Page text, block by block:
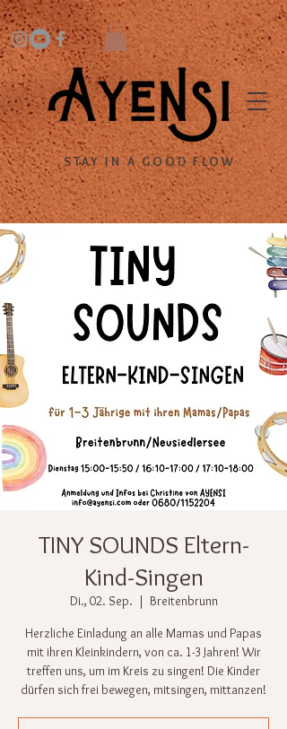
STAY IN A GOOD FLOW
TINY SOUNDS Eltern-
Kind-Singen
Di., 02. Sep.
  |
Breitenbrunn
Herzliche Einladung an alle Mamas und Papas
mit ihren Kleinkindern, von ca. 1-3 Jahren! Wir
treffen uns, um im Kreis zu singen! Die Kinder
dürfen sich frei bewegen, mitsingen, mittanzen!